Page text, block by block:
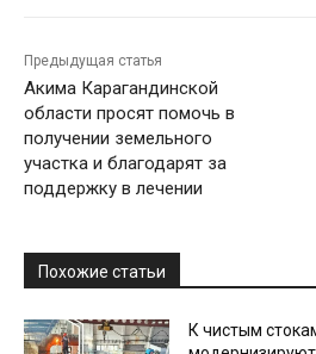
Предыдущая статья
Акима Карагандинской
области просят помочь в
получении земельного
участка и благодарят за
поддержку в лечении
Похожие статьи
К чистым